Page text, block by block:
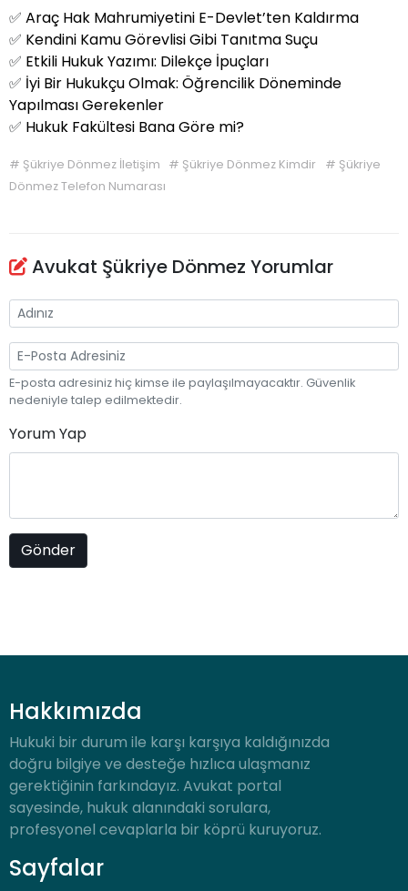
✅ Araç Hak Mahrumiyetini E-Devlet’ten Kaldırma
✅ Kendini Kamu Görevlisi Gibi Tanıtma Suçu
✅ Etkili Hukuk Yazımı: Dilekçe İpuçları
✅ İyi Bir Hukukçu Olmak: Öğrencilik Döneminde
Yapılması Gerekenler
✅ Hukuk Fakültesi Bana Göre mi?
# Şükriye Dönmez İletişim # Şükriye Dönmez Kimdir # Şükriye
Dönmez Telefon Numarası
Avukat Şükriye Dönmez Yorumlar
E-posta adresiniz hiç kimse ile paylaşılmayacaktır. Güvenlik
nedeniyle talep edilmektedir.
Yorum Yap
Hakkımızda
Hukuki bir durum ile karşı karşıya kaldığınızda
doğru bilgiye ve desteğe hızlıca ulaşmanız
gerektiğinin farkındayız. Avukat portal
sayesinde, hukuk alanındaki sorulara,
profesyonel cevaplarla bir köprü kuruyoruz.
Sayfalar